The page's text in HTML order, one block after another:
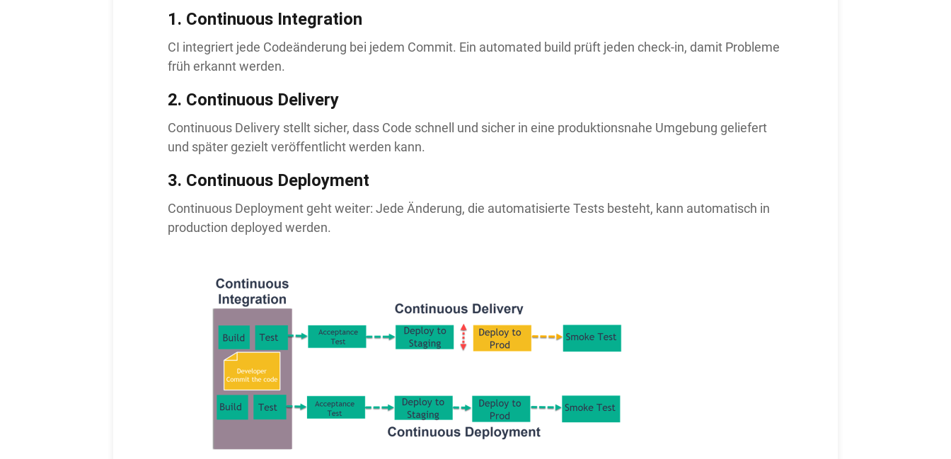
1. Continuous Integration
CI integriert jede Codeänderung bei jedem Commit. Ein automated build prüft jeden check-in, damit Probleme
früh erkannt werden.
2. Continuous Delivery
Continuous Delivery stellt sicher, dass Code schnell und sicher in eine produktionsnahe Umgebung geliefert
und später gezielt veröffentlicht werden kann.
3. Continuous Deployment
Continuous Deployment geht weiter: Jede Änderung, die automatisierte Tests besteht, kann automatisch in
production deployed werden.